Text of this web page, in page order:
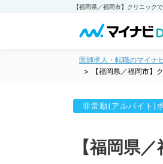
医師求人・転職のマイナ
【福岡県／福岡市】
非常勤(アルバイト)
【福岡県